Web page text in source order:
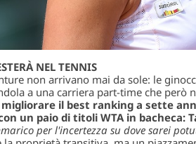
NEL TENNIS
non arrivano mai da sole: le
a una carriera part-time che però
migliorare il best ranking a sette
un paio di titoli WTA in bacheca:
per l'incertezza su dove sarei